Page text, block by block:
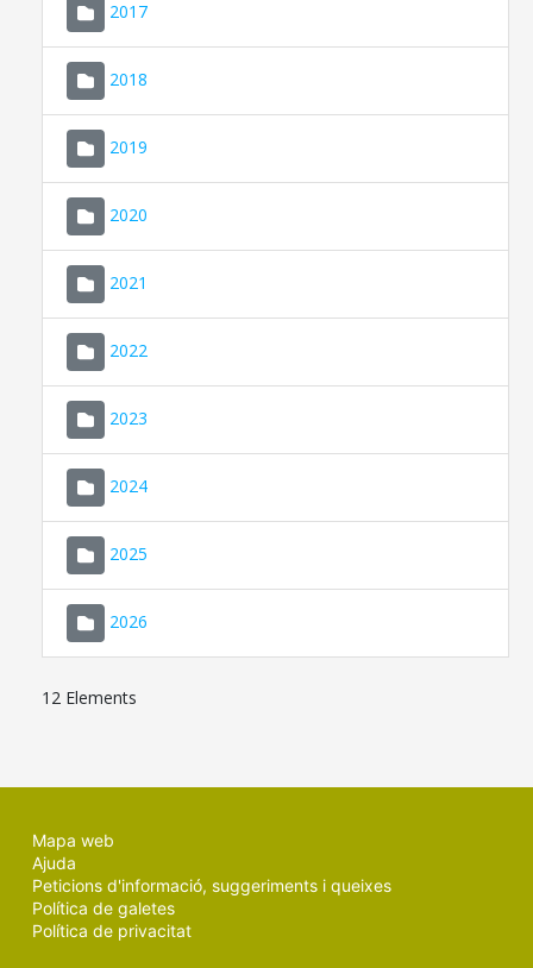
2017
2018
2019
2020
2021
2022
2023
2024
2025
2026
12 Elements
Mapa web
Ajuda
Peticions d'informació, suggeriments i queixes
Política de galetes
Política de privacitat